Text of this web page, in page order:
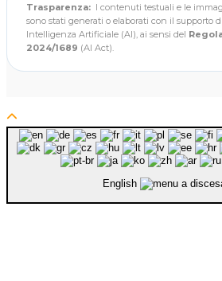
Trasparenza: I contenuti testuali e le
sono stati generati o elaborati con il supporto
Intelligenza Artificiale (AI), ai sensi del
2024/1689 (AI Act).
English